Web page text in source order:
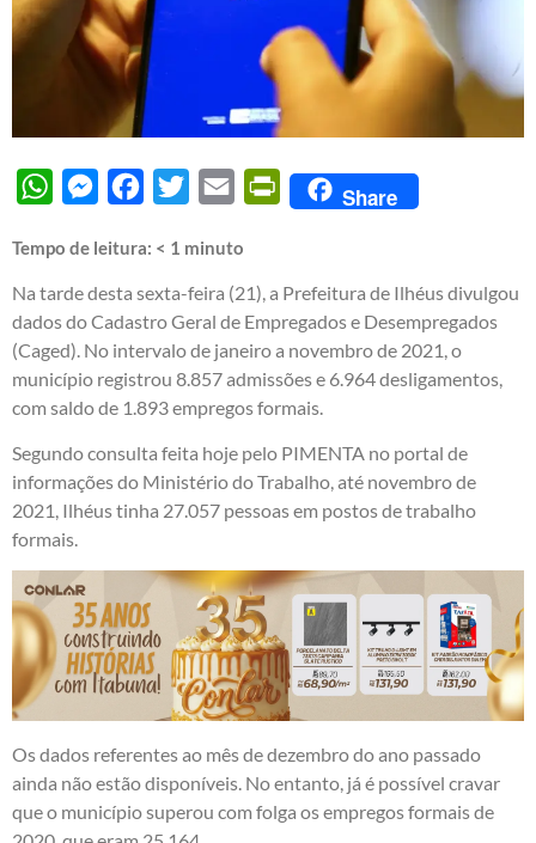
WhatsAppMessengerFacebook
Twitter Email PrintFriendly
Share
Tempo de leitura: < 1 minuto
Na tarde desta sexta-feira (21), a Prefeitura de Ilhéus divulgou
dados do Cadastro Geral de Empregados e Desempregados
(Caged). No intervalo de janeiro a novembro de 2021, o
município registrou 8.857 admissões e 6.964 desligamentos,
com saldo de 1.893 empregos formais.
Segundo consulta feita hoje pelo PIMENTA no portal de
informações do Ministério do Trabalho, até novembro de
2021, Ilhéus tinha 27.057 pessoas em postos de trabalho
formais.
Os dados referentes ao mês de dezembro do ano passado
ainda não estão disponíveis. No entanto, já é possível cravar
que o município superou com folga os empregos formais de